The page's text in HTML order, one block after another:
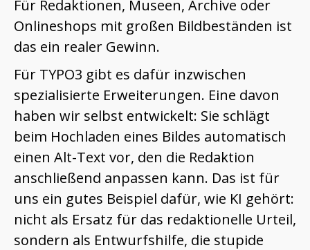
Für Redaktionen, Museen, Archive oder
Onlineshops mit großen Bildbeständen ist
das ein realer Gewinn.
Für TYPO3 gibt es dafür inzwischen
spezialisierte Erweiterungen. Eine davon
haben wir selbst entwickelt: Sie schlägt
beim Hochladen eines Bildes automatisch
einen Alt-Text vor, den die Redaktion
anschließend anpassen kann. Das ist für
uns ein gutes Beispiel dafür, wie KI gehört:
nicht als Ersatz für das redaktionelle Urteil,
sondern als Entwurfshilfe, die stupide